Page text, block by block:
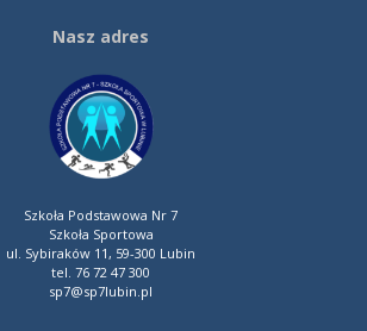
Nasz adres
Szkoła Podstawowa Nr 7
Szkoła Sportowa
ul. Sybiraków 11, 59-300 Lubin
tel. 76 72 47 300
sp7@sp7lubin.pl